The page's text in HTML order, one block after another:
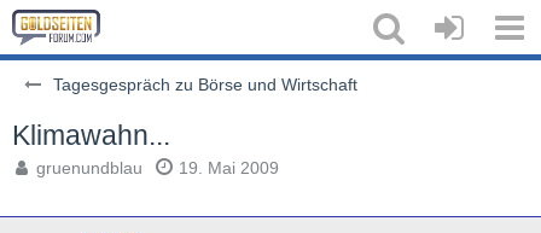
Tagesgespräch zu Börse und Wirtschaft
Klimawahn...
gruenundblau 19. Mai 2009